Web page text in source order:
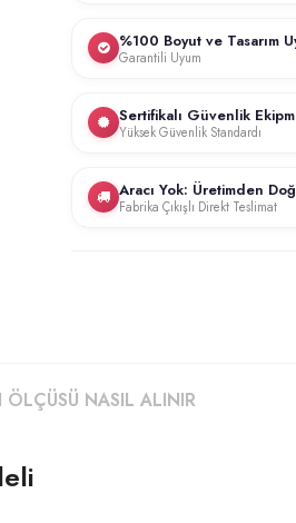
edilir. Olası hasar veya kayıp
%100 Boyut ve Tasarım
Garantili Uyum
farklılıklarından kaynaklanan
Sertifikalı Güvenlik
Yüksek Güvenlik Standardı
donanımı ile donatılmıştır.
Aracı Yok: Üretimden
Fabrika Çıkışlı Direkt Teslimat
ÖLÇÜSÜ NASIL ALINIR